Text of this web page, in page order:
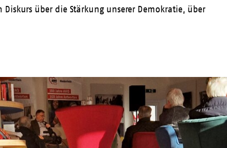
über die Stärkung unserer Demokratie, über